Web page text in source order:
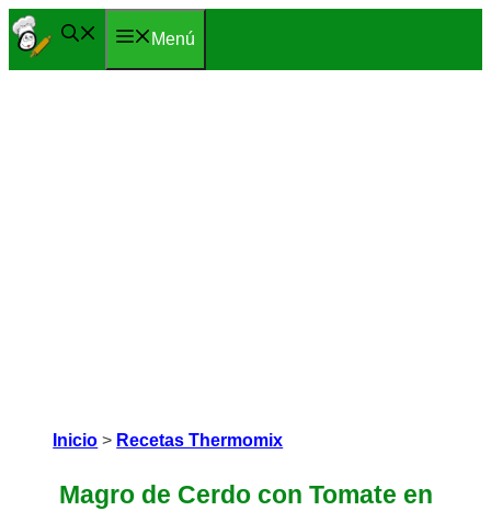
Saltar
al
Menú
Inicio > Recetas Thermomix
Magro de Cerdo con Tomate en